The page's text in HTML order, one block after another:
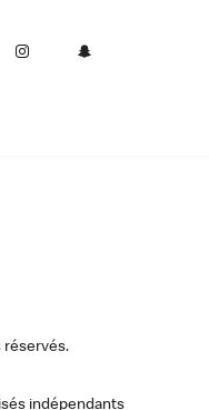
réservés.
indépendants